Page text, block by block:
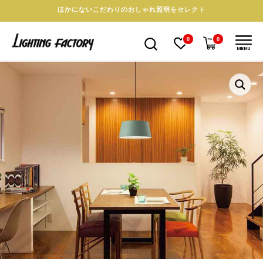
ほかにないこだわりのおしゃれ照明をセレクト
0 0
MENU